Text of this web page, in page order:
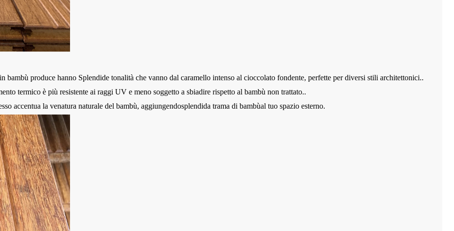
bambù produce hanno Splendide tonalità che vanno dal caramello intenso al cioccolato fondente, perfette per diversi stili architettonici..
termico è più resistente ai raggi UV e meno soggetto a sbiadire rispetto al bambù non trattato..
accentua la venatura naturale del bambù, aggiungendosplendida trama di bambùal tuo spazio esterno.